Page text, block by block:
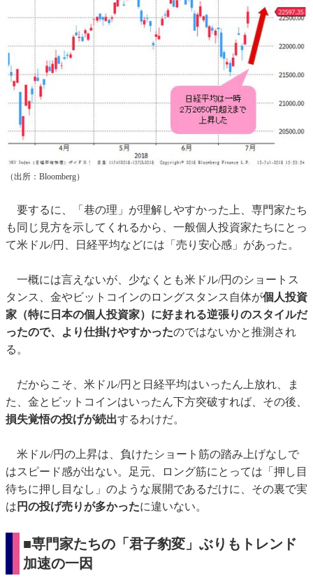
（出所：Bloomberg）
要するに、「巷の理」が理解しやすかった上、専門家たち
も同じ見方を示してくれるから、一般個人投資家たちにとっ
て米ドル/円、日経平均などには「売り安心感」があった。
一概には言えないが、少なくとも米ドル/円のショートス
タンス、金やビットコインのロングスタンス自体が個人投資
家（特に日本の個人投資家）に好まれる逆張りのスタイルだ
ったので、より仕掛けやすかったのではないかと推測され
る。
だからこそ、米ドル/円と日経平均はいったん上放れ、ま
た、金とビットコインはいったん下方突破すれば、その後、
損失覚悟の投げが続出するわけだ。
米ドル/円の上昇は、負けたショート筋の踏み上げなしで
はスピード感が出ない。足元、ロング筋にとっては「押し目
待ちに押し目なし」のような展開であるだけに、その裏で実
は 円の投げ売りが多かったに違いない。
■専門家たちの「君子豹変」ぶりもトレンド
加速の一因